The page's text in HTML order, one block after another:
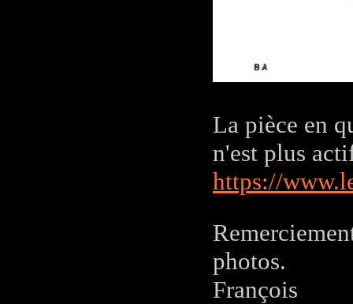
La pièce en
n'est plus
https://
photos.
François